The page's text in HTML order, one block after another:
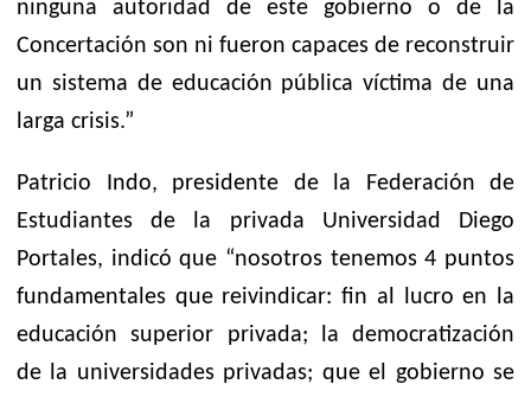
ninguna autoridad de este gobierno o de la
Concertación son ni fueron capaces de reconstruir
un sistema de educación pública víctima de una
larga crisis.”
Patricio Indo, presidente de la Federación de
Estudiantes de la privada Universidad Diego
Portales, indicó que “nosotros tenemos 4 puntos
fundamentales que reivindicar: fin al lucro en la
educación superior privada; la democratización
de la universidades privadas; que el gobierno se